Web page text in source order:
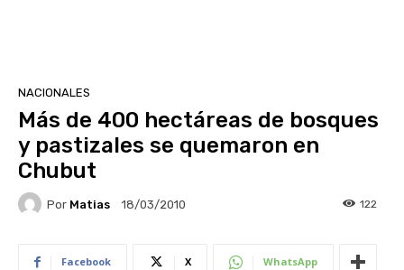
NACIONALES
Más de 400 hectáreas de bosques
y pastizales se quemaron en
Chubut
Por Matias 18/03/2010 122
Facebook X WhatsApp